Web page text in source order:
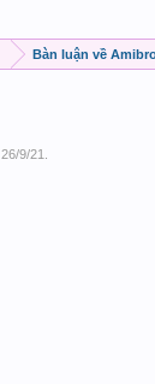
Bàn luận về
26/9/21